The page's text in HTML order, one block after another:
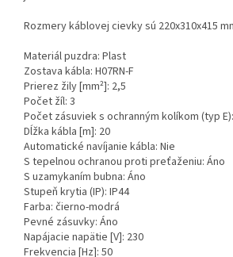
Rozmery káblovej cievky sú 220x310x415
Materiál puzdra: Plast
Zostava kábla: H07RN-F
Prierez žily [mm²]: 2,5
Počet žíl: 3
Počet zásuviek s ochranným kolíkom (typ
Dĺžka kábla [m]: 20
Automatické navíjanie kábla: Nie
S tepelnou ochranou proti preťaženiu: Áno
S uzamykaním bubna: Áno
Stupeň krytia (IP): IP44
Farba: čierno-modrá
Pevné zásuvky: Áno
Napájacie napätie [V]: 230
Frekvencia [Hz]: 50